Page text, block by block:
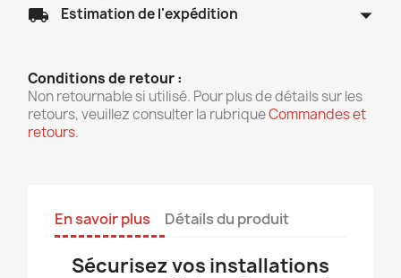
local_shipping Estimation de l'expédition arrow_drop_down
Conditions de retour :
Non retournable si utilisé. Pour plus de détails sur les
retours, veuillez consulter la rubriqueCommandes et
retours.
En savoir plus Détails du produit
Sécurisez vos installations